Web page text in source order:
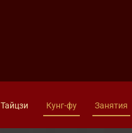
Тайцзи Кунг-фу Занятия